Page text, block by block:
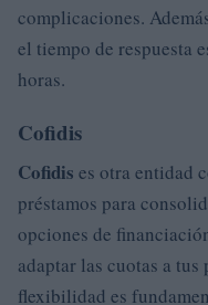
complicaciones.
el tiempo de respuesta
horas.
Cofidis
Cofidis es otra entidad
préstamos para
opciones de
adaptar las cuotas a
flexibilidad es